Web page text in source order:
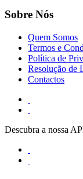
Sobre Nós
Quem Somos
Termos e
Política de
Resolução de
Contactos
Descubra a nossa